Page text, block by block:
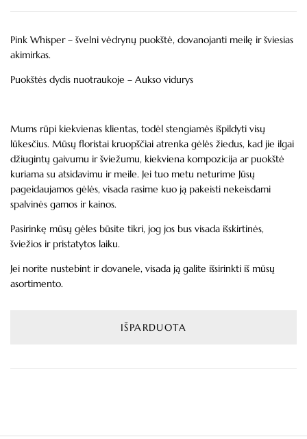
Pink Whisper – švelni vėdrynų puokštė, dovanojanti meilę ir šviesias
akimirkas.
Puokštės dydis nuotraukoje – Aukso vidurys
Mums rūpi kiekvienas klientas, todėl stengiamės išpildyti visų
lūkesčius. Mūsų floristai kruopščiai atrenka gėlės žiedus, kad jie ilgai
džiugintų gaivumu ir šviežumu, kiekviena kompozicija ar puokštė
kuriama su atsidavimu ir meile. Jei tuo metu neturime Jūsų
pageidaujamos gėlės, visada rasime kuo ją pakeisti nekeisdami
spalvinės gamos ir kainos.
Pasirinkę mūsų gėles būsite tikri, jog jos bus visada išskirtinės,
šviežios ir pristatytos laiku.
Jei norite nustebint ir dovanele, visada ją galite išsirinkti iš mūsų
asortimento.
IŠPARDUOTA